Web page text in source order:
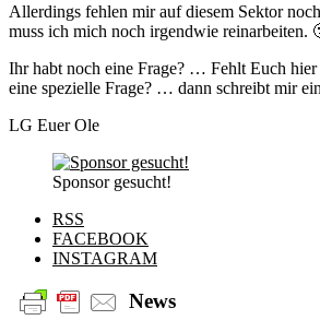
Allerdings fehlen mir auf diesem Sektor
muss ich mich noch irgendwie reinarbeiten.
Ihr habt noch eine Frage? … Fehlt Euch
eine spezielle Frage? … dann schreibt mir
LG Euer Ole
Sponsor gesucht!
RSS
FACEBOOK
INSTAGRAM
News